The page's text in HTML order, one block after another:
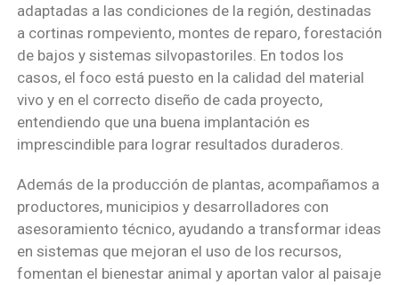
adaptadas a las condiciones de la región, destinadas
a cortinas rompeviento, montes de reparo, forestación
de bajos y sistemas silvopastoriles. En todos los
casos, el foco está puesto en la calidad del material
vivo y en el correcto diseño de cada proyecto,
entendiendo que una buena implantación es
imprescindible para lograr resultados duraderos.
Además de la producción de plantas, acompañamos a
productores, municipios y desarrolladores con
asesoramiento técnico, ayudando a transformar ideas
en sistemas que mejoran el uso de los recursos,
fomentan el bienestar animal y aportan valor al paisaje